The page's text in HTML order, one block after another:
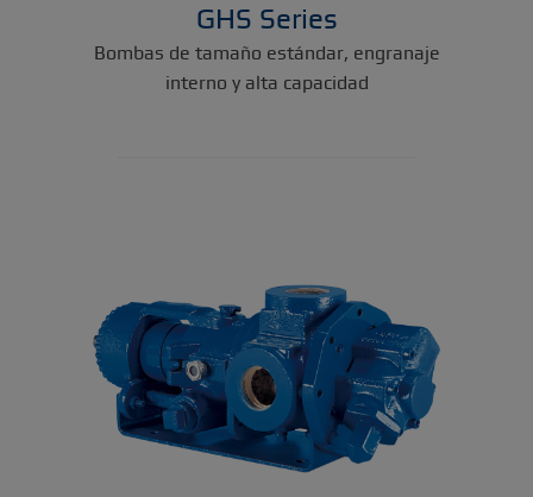
GHS Series
Bombas de tamaño estándar, engranaje
interno y alta capacidad